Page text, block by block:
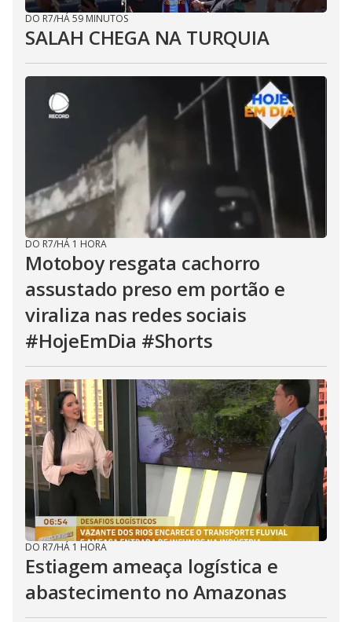
DO R7/HÁ 59 MINUTOS
SALAH CHEGA NA TURQUIA
DO R7/HÁ 1 HORA
Motoboy resgata cachorro
assustado preso em portão e
viraliza nas redes sociais
#HojeEmDia #Shorts
DO R7/HÁ 1 HORA
Estiagem ameaça logística e
abastecimento no Amazonas